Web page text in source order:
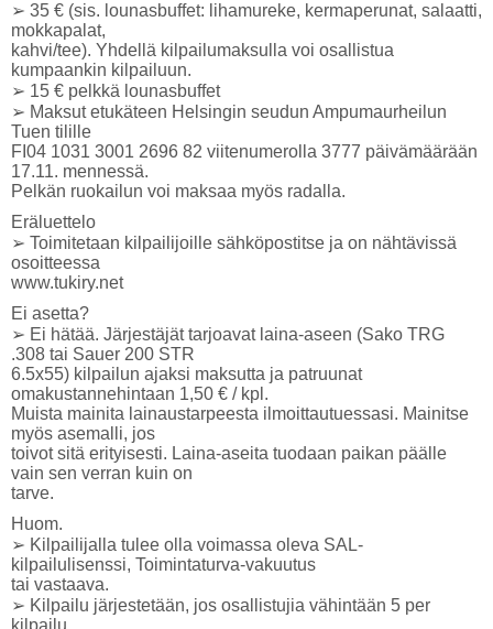
➢ 35 € (sis. lounasbuffet: lihamureke, kermaperunat, salaatti,
mokkapalat,
kahvi/tee). Yhdellä kilpailumaksulla voi osallistua
kumpaankin kilpailuun.
➢ 15 € pelkkä lounasbuffet
➢ Maksut etukäteen Helsingin seudun Ampumaurheilun
Tuen tilille
FI04 1031 3001 2696 82 viitenumerolla 3777 päivämäärään
17.11. mennessä.
Pelkän ruokailun voi maksaa myös radalla.
Eräluettelo
➢ Toimitetaan kilpailijoille sähköpostitse ja on nähtävissä
osoitteessa
www.tukiry.net
Ei asetta?
➢ Ei hätää. Järjestäjät tarjoavat laina-aseen (Sako TRG
.308 tai Sauer 200 STR
6.5x55) kilpailun ajaksi maksutta ja patruunat
omakustannehintaan 1,50 € / kpl.
Muista mainita lainaustarpeesta ilmoittautuessasi. Mainitse
myös asemalli, jos
toivot sitä erityisesti. Laina-aseita tuodaan paikan päälle
vain sen verran kuin on
tarve.
Huom.
➢ Kilpailijalla tulee olla voimassa oleva SAL-
kilpailulisenssi, Toimintaturva-vakuutus
tai vastaava.
➢ Kilpailu järjestetään, jos osallistujia vähintään 5 per
kilpailu.